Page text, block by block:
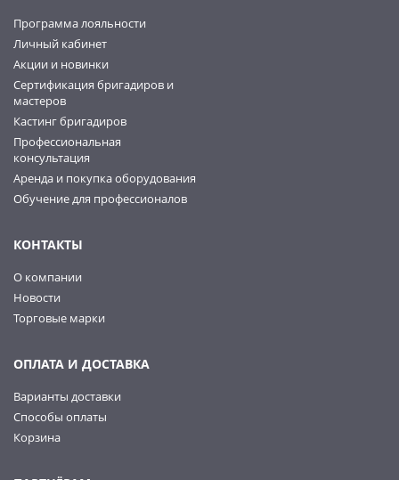
Программа лояльности
Личный кабинет
Акции и новинки
Сертификация бригадиров и
мастеров
Кастинг бригадиров
Профессиональная
консультация
Аренда и покупка оборудования
Обучение для профессионалов
КОНТАКТЫ
О компании
Новости
Торговые марки
ОПЛАТА И ДОСТАВКА
Варианты доставки
Способы оплаты
Корзина